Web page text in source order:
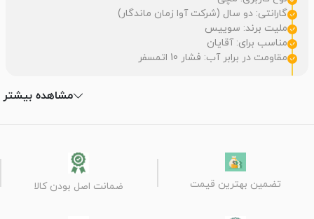
گارانتی: دو سال (شرکت آوا زمان ماندگار)
ملیت برند: سوییس
مناسب برای: آقایان
مقاومت در برابر آب: فشار 10 اتمسفر
مشاهده بیشتر
تضمین بهترین قیمت ضمانت اصل بودن کالا